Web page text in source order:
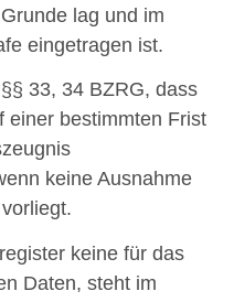
lag und im
eingetragen ist.
33, 34 BZRG, dass
einer bestimmten Frist
keine Ausnahme
keine für das
Daten, steht im